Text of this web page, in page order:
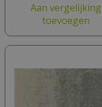
Aan vergelijking
toevoegen